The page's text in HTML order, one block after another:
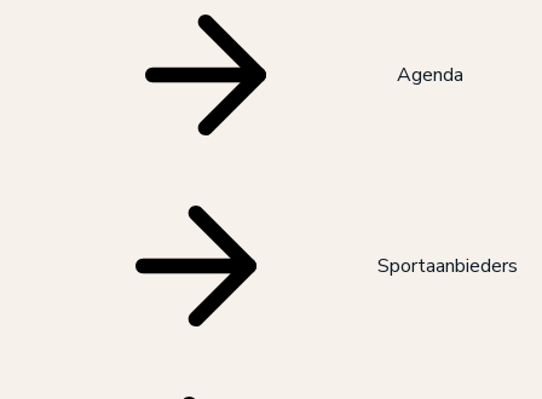
Agenda
Sportaanbieders